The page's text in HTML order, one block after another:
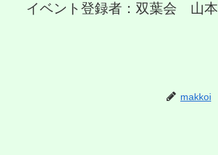
イベント登録者：双葉会 山本
makkoi